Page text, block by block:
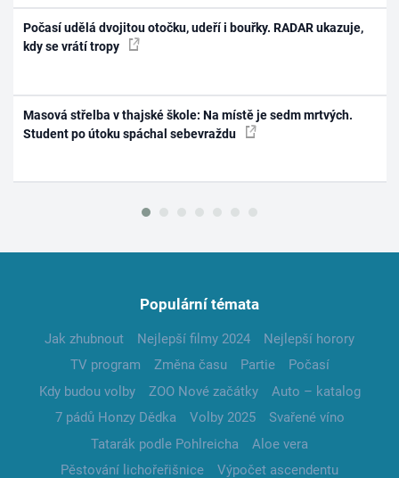
Počasí udělá dvojitou otočku, udeří i bouřky. RADAR ukazuje,
kdy se vrátí tropy
Masová střelba v thajské škole: Na místě je sedm mrtvých.
Student po útoku spáchal sebevraždu
Populární témata
Jak zhubnout Nejlepší filmy 2024
Nejlepší horory
TV program
Změna času Partie
Počasí
Kdy budou volby
ZOO Nové začátky
Auto – katalog
7 pádů Honzy Dědka
Volby 2025
Svařené víno
Tatarák podle Pohlreicha
Aloe vera
Pěstování lichořeřišnice
Výpočet ascendentu